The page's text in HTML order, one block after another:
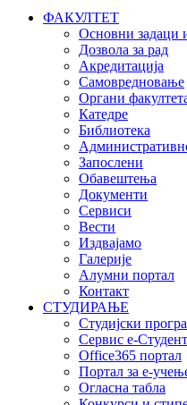
ФАКУЛТЕТ
Основни задаци
Дозвола за рад
Акредитација
Самовредновање
Органи
Катедре
Библиотека
Запослени
Обавештења
Документи
Сервиси
Вести
Издвајамо
Галерије
Алумни портал
Контакт
СТУДИРАЊЕ
Студијски
Сервис е-Студент
Office365 портал
Портал за е-
Огласна табла